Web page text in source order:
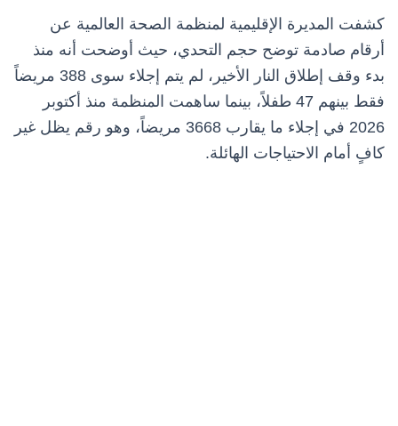
كشفت المديرة الإقليمية لمنظمة الصحة العالمية عن
أرقام صادمة توضح حجم التحدي، حيث أوضحت أنه منذ
بدء وقف إطلاق النار الأخير، لم يتم إجلاء سوى 388 مريضاً
فقط بينهم 47 طفلاً، بينما ساهمت المنظمة منذ أكتوبر
2026 في إجلاء ما يقارب 3668 مريضاً، وهو رقم يظل غير
كافٍ أمام الاحتياجات الهائلة.